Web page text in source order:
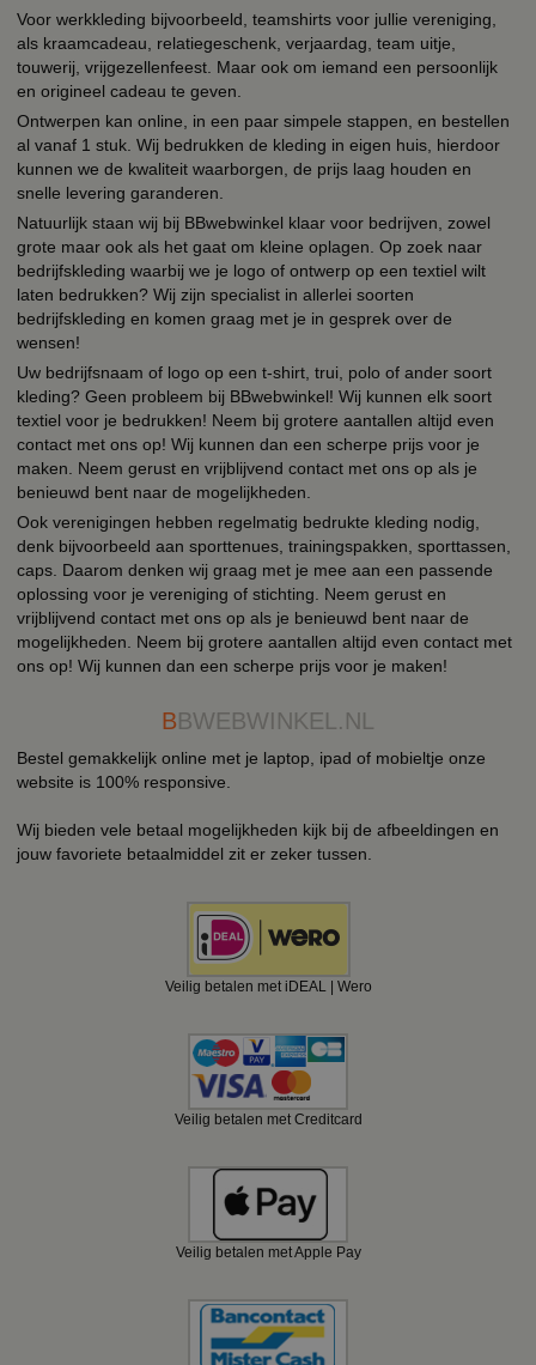
Voor werkkleding bijvoorbeeld, teamshirts voor jullie vereniging,
als kraamcadeau, relatiegeschenk, verjaardag, team uitje,
touwerij, vrijgezellenfeest. Maar ook om iemand een persoonlijk
en origineel cadeau te geven.
Ontwerpen kan online, in een paar simpele stappen, en bestellen
al vanaf 1 stuk. Wij bedrukken de kleding in eigen huis, hierdoor
kunnen we de kwaliteit waarborgen, de prijs laag houden en
snelle levering garanderen.
Natuurlijk staan wij bij BBwebwinkel klaar voor bedrijven, zowel
grote maar ook als het gaat om kleine oplagen. Op zoek naar
bedrijfskleding waarbij we je logo of ontwerp op een textiel wilt
laten bedrukken? Wij zijn specialist in allerlei soorten
bedrijfskleding en komen graag met je in gesprek over de
wensen!
Uw bedrijfsnaam of logo op een t-shirt, trui, polo of ander soort
kleding? Geen probleem bij BBwebwinkel! Wij kunnen elk soort
textiel voor je bedrukken! Neem bij grotere aantallen altijd even
contact met ons op! Wij kunnen dan een scherpe prijs voor je
maken. Neem gerust en vrijblijvend contact met ons op als je
benieuwd bent naar de mogelijkheden.
Ook verenigingen hebben regelmatig bedrukte kleding nodig,
denk bijvoorbeeld aan sporttenues, trainingspakken, sporttassen,
caps. Daarom denken wij graag met je mee aan een passende
oplossing voor je vereniging of stichting. Neem gerust en
vrijblijvend contact met ons op als je benieuwd bent naar de
mogelijkheden. Neem bij grotere aantallen altijd even contact met
ons op! Wij kunnen dan een scherpe prijs voor je maken!
BBWEBWINKEL.NL
Bestel gemakkelijk online met je laptop, ipad of mobieltje onze
website is 100% responsive.
Wij bieden vele betaal mogelijkheden kijk bij de afbeeldingen en
jouw favoriete betaalmiddel zit er zeker tussen.
Veilig betalen met iDEAL | Wero
Veilig betalen met Creditcard
Veilig betalen met Apple Pay